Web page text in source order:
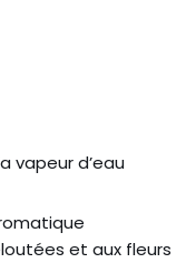
vapeur d’eau
et aux fleurs